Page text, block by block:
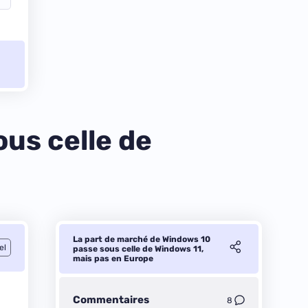
celle de
La part de marché de Windows 10
passe sous celle de Windows 11,
mais pas en Europe
Commentaires 8